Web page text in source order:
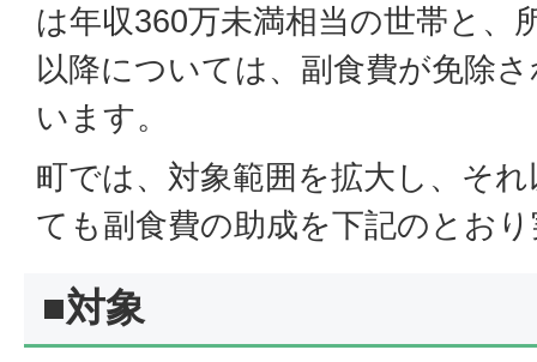
は年収360万未満相当の世帯と、
以降については、副食費が免除
います。
町では、対象範囲を拡大し、そ
ても副食費の助成を下記のとお
■対象